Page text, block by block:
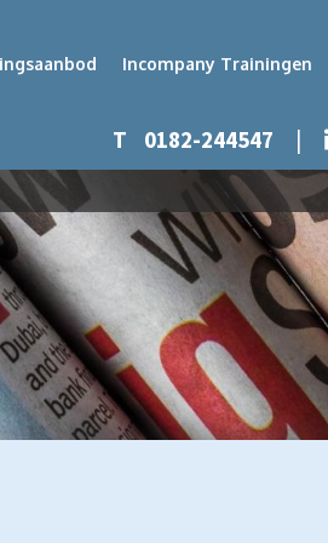
Incompany Trainingen
T 0182-244547 |